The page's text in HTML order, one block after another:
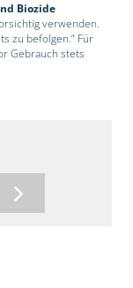
Biozide
verwenden.
zu befolgen.“ Für
Gebrauch stets